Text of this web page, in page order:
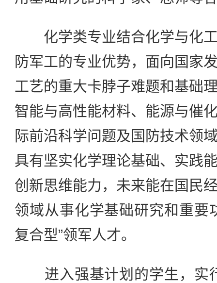
化学类专业结合化学与化工
防军工的专业优势，面向国家
工艺的重大卡脖子难题和基础
智能与高性能材料、能源与催
际前沿科学问题及国防技术领
具有坚实化学理论基础、实践
创新思维能力，未来能在国民
领域从事化学基础研究和重要
复合型”领军人才。
进入强基计划的学生，实行